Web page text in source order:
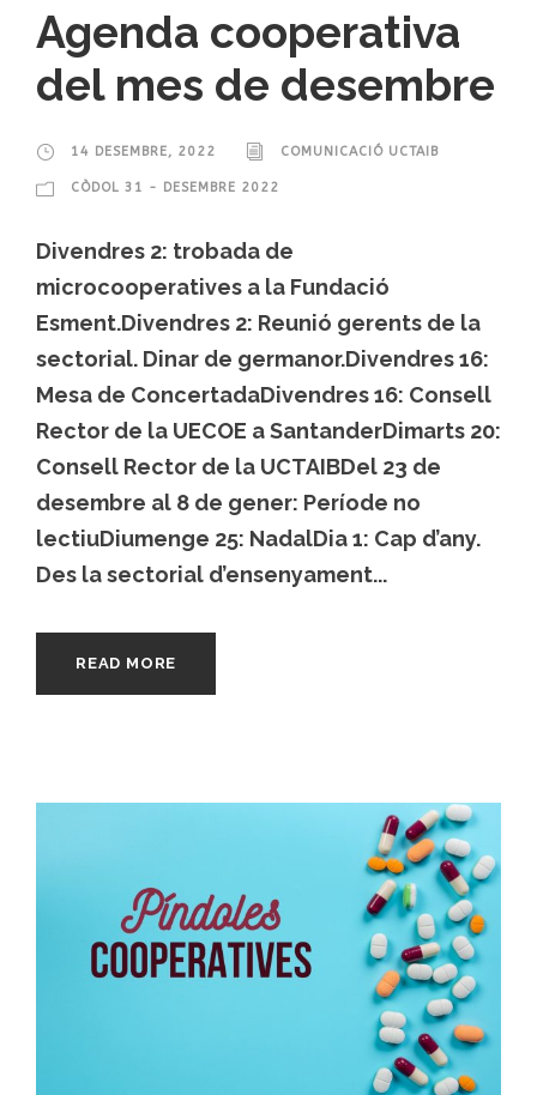
Agenda cooperativa
del mes de desembre
14 DESEMBRE, 2022 COMUNICACIÓ UCTAIB
CÒDOL 31 - DESEMBRE 2022
Divendres 2: trobada de
microcooperatives a la Fundació
Esment.Divendres 2: Reunió gerents de la
sectorial. Dinar de germanor.Divendres 16:
Mesa de ConcertadaDivendres 16: Consell
Rector de la UECOE a SantanderDimarts 20:
Consell Rector de la UCTAIBDel 23 de
desembre al 8 de gener: Període no
lectiuDiumenge 25: NadalDia 1: Cap d’any.
Des la sectorial d’ensenyament...
READ MORE